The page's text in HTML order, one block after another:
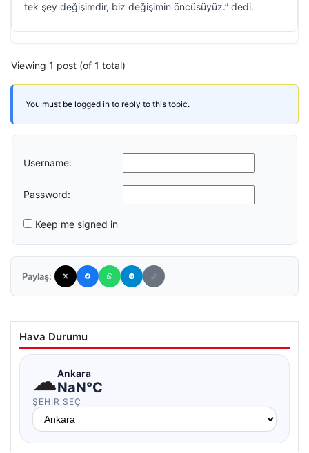
tek şey değişimdir, biz değişimin öncüsüyüz.” dedi.
Viewing 1 post (of 1 total)
You must be logged in to reply to this topic.
Username:
Password:
Keep me signed in
Paylaş:
Hava Durumu
☁Ankara
NaN°C
ŞEHIR SEÇ